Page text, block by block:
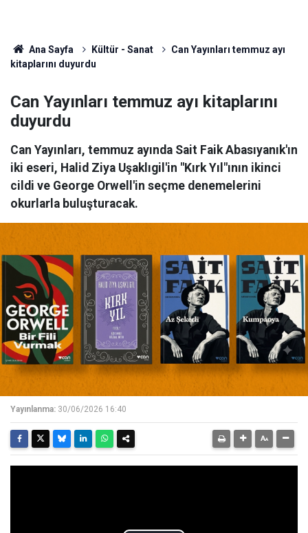
Ana Sayfa Kültür - Sanat
Can Yayınları temmuz ayı
kitaplarını duyurdu
Can Yayınları temmuz ayı kitaplarını
duyurdu
Can Yayınları, temmuz ayında Sait Faik Abasıyanık'ın
iki eseri, Halid Ziya Uşaklıgil'in "Kırk Yıl"ının ikinci
cildi ve George Orwell'in seçme denemelerini
okurlarla buluşturacak.
Yayınlanma: 30/06/2026 16:40